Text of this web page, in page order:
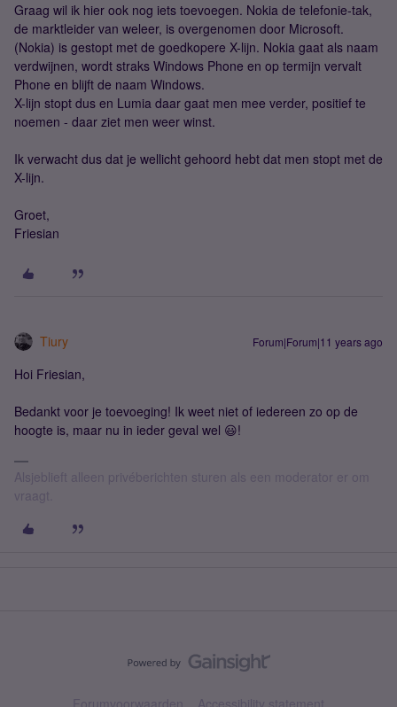
Graag wil ik hier ook nog iets toevoegen. Nokia de telefonie-tak,
de marktleider van weleer, is overgenomen door Microsoft.
(Nokia) is gestopt met de goedkopere X-lijn. Nokia gaat als naam
verdwijnen, wordt straks Windows Phone en op termijn vervalt
Phone en blijft de naam Windows.
X-lijn stopt dus en Lumia daar gaat men mee verder, positief te
noemen - daar ziet men weer winst.
Ik verwacht dus dat je wellicht gehoord hebt dat men stopt met de
X-lijn.
Groet,
Friesian
Tiury Forum|Forum|11 years ago
Hoi Friesian,
Bedankt voor je toevoeging! Ik weet niet of iedereen zo op de
hoogte is, maar nu in ieder geval wel 😃!
Alsjeblieft alleen privéberichten sturen als een moderator er om
vraagt.
Forumvoorwaarden Accessibility statement